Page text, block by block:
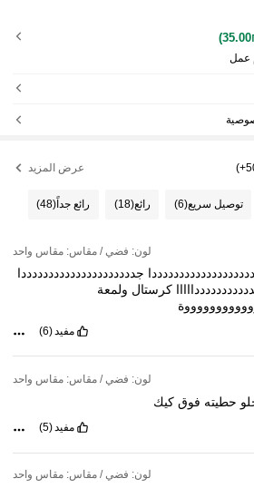
عرض المزيد
توصيل سريع(6) رائع(18) رائع جداً (48)
لون: فضي / مقاس: مقاس واحد
جدددددددددددددددددددددا
كرستال ولمعة
مفيد(6)
لون: فضي / مقاس: مقاس واحد
حطيته فوق كيك
مفيد(5)
لون: فضي / مقاس: مقاس واحد